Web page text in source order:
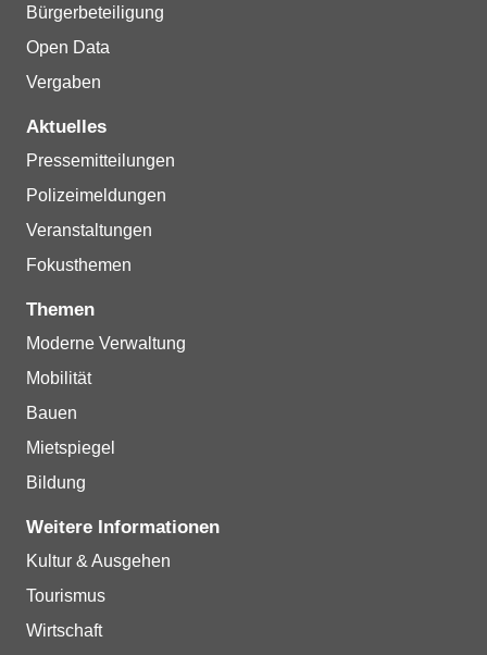
Bürgerbeteiligung
Open Data
Vergaben
Aktuelles
Pressemitteilungen
Polizeimeldungen
Veranstaltungen
Fokusthemen
Themen
Moderne Verwaltung
Mobilität
Bauen
Mietspiegel
Bildung
Weitere Informationen
Kultur & Ausgehen
Tourismus
Wirtschaft